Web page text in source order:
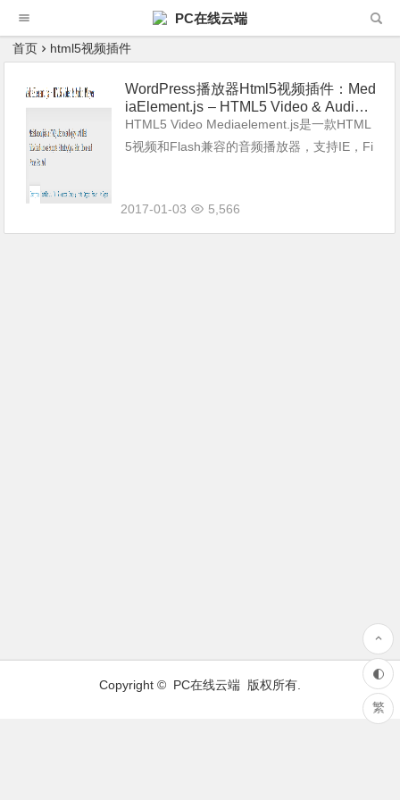
PC在线云端
首页 html5视频插件
WordPress播放器Html5视频插件：Med
iaElement.js – HTML5 Video & Audio P
layer
HTML5 Video Mediaelement.js是一款HTML
5视频和Flash兼容的音频播放器，支持IE，Fi
2017-01-03
5,566
Copyright © PC在线云端 版权所有.
繁